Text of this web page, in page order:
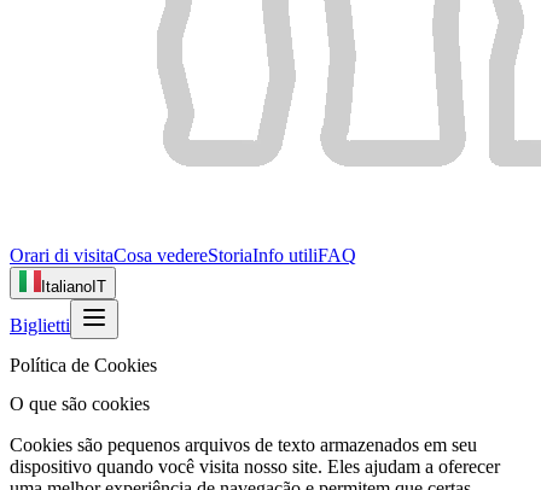
Orari di visitaCosa vedereStoriaInfo utiliFAQ
Italiano IT
Biglietti
Política de Cookies
O que são cookies
Cookies são pequenos arquivos de texto armazenados em seu
dispositivo quando você visita nosso site. Eles ajudam a oferecer